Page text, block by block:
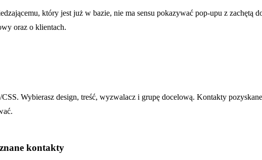
który jest już w bazie, nie ma sensu pokazywać pop-upu z zachętą
oraz o klientach.
Wybierasz design, treść, wyzwalacz i grupę docelową. Kontakty
kontakty